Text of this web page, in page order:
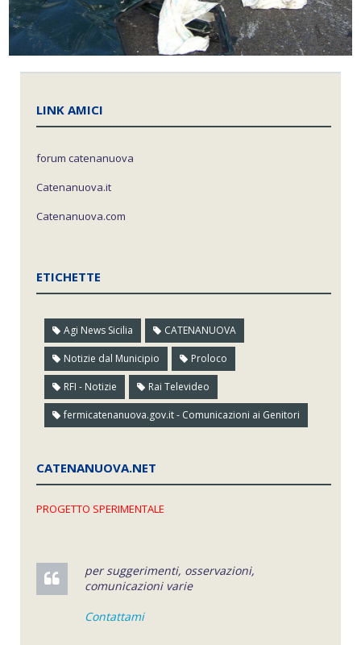
LINK AMICI
forum catenanuova
Catenanuova.it
Catenanuova.com
ETICHETTE
Agi News Sicilia CATENANUOVA
Notizie dal Municipio Proloco
RFI - Notizie Rai Televideo
fermicatenanuova.gov.it - Comunicazioni ai Genitori
CATENANUOVA.NET
PROGETTO SPERIMENTALE
per suggerimenti, osservazioni,
comunicazioni varie
Contattami